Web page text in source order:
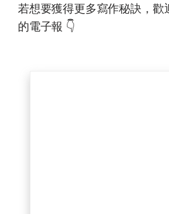
若想要獲得更多寫作秘訣，歡
的電子報 👇